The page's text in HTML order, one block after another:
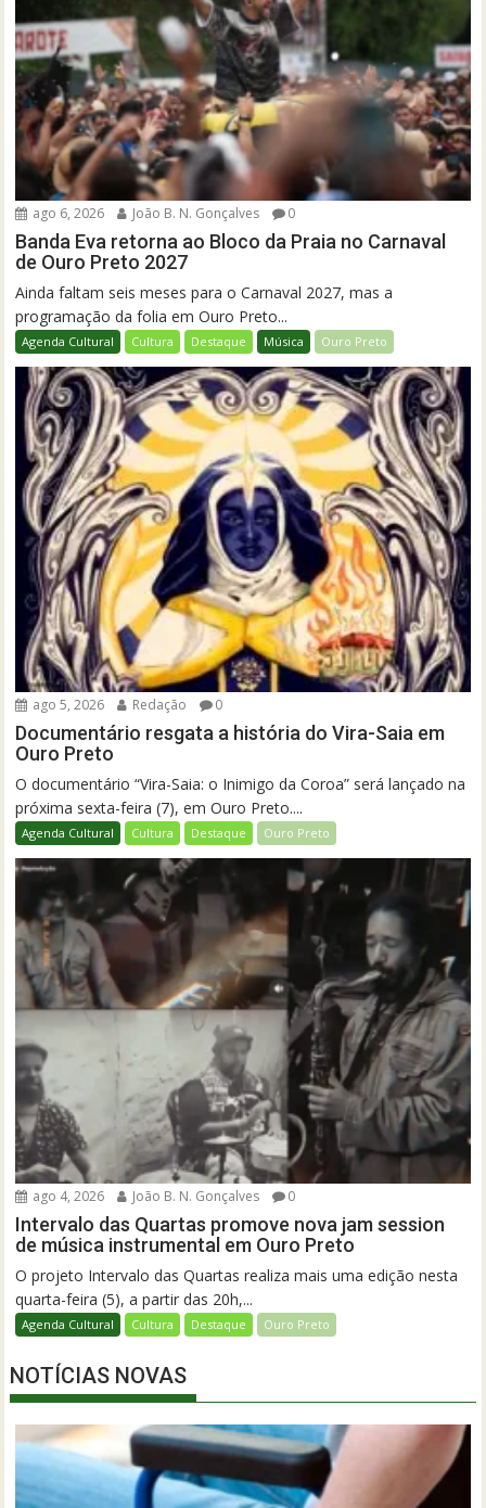
ago 6, 2026 João B. N. Gonçalves 0
Banda Eva retorna ao Bloco da Praia no Carnaval
de Ouro Preto 2027
Ainda faltam seis meses para o Carnaval 2027, mas a
programação da folia em Ouro Preto...
Agenda Cultural Cultura Destaque Música Ouro Preto
ago 5, 2026 Redação 0
Documentário resgata a história do Vira-Saia em
Ouro Preto
O documentário “Vira-Saia: o Inimigo da Coroa” será lançado na
próxima sexta-feira (7), em Ouro Preto....
Agenda Cultural Cultura Destaque Ouro Preto
ago 4, 2026 João B. N. Gonçalves 0
Intervalo das Quartas promove nova jam session
de música instrumental em Ouro Preto
O projeto Intervalo das Quartas realiza mais uma edição nesta
quarta-feira (5), a partir das 20h,...
Agenda Cultural Cultura Destaque Ouro Preto
NOTÍCIAS NOVAS